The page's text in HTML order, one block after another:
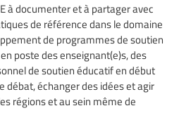
à documenter et à partager avec
de référence dans le domaine
de programmes de soutien
poste des enseignant(e)s, des
de soutien éducatif en début
débat, échanger des idées et agir
régions et au sein même de